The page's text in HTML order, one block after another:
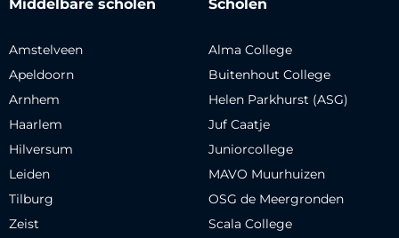
Middelbare scholen
Amstelveen
Apeldoorn
Arnhem
Haarlem
Hilversum
Leiden
Tilburg
Zeist
Scholen
Alma College
Buitenhout College
Helen Parkhurst (ASG)
Juf Caatje
Juniorcollege
MAVO Muurhuizen
OSG de Meergronden
Scala College